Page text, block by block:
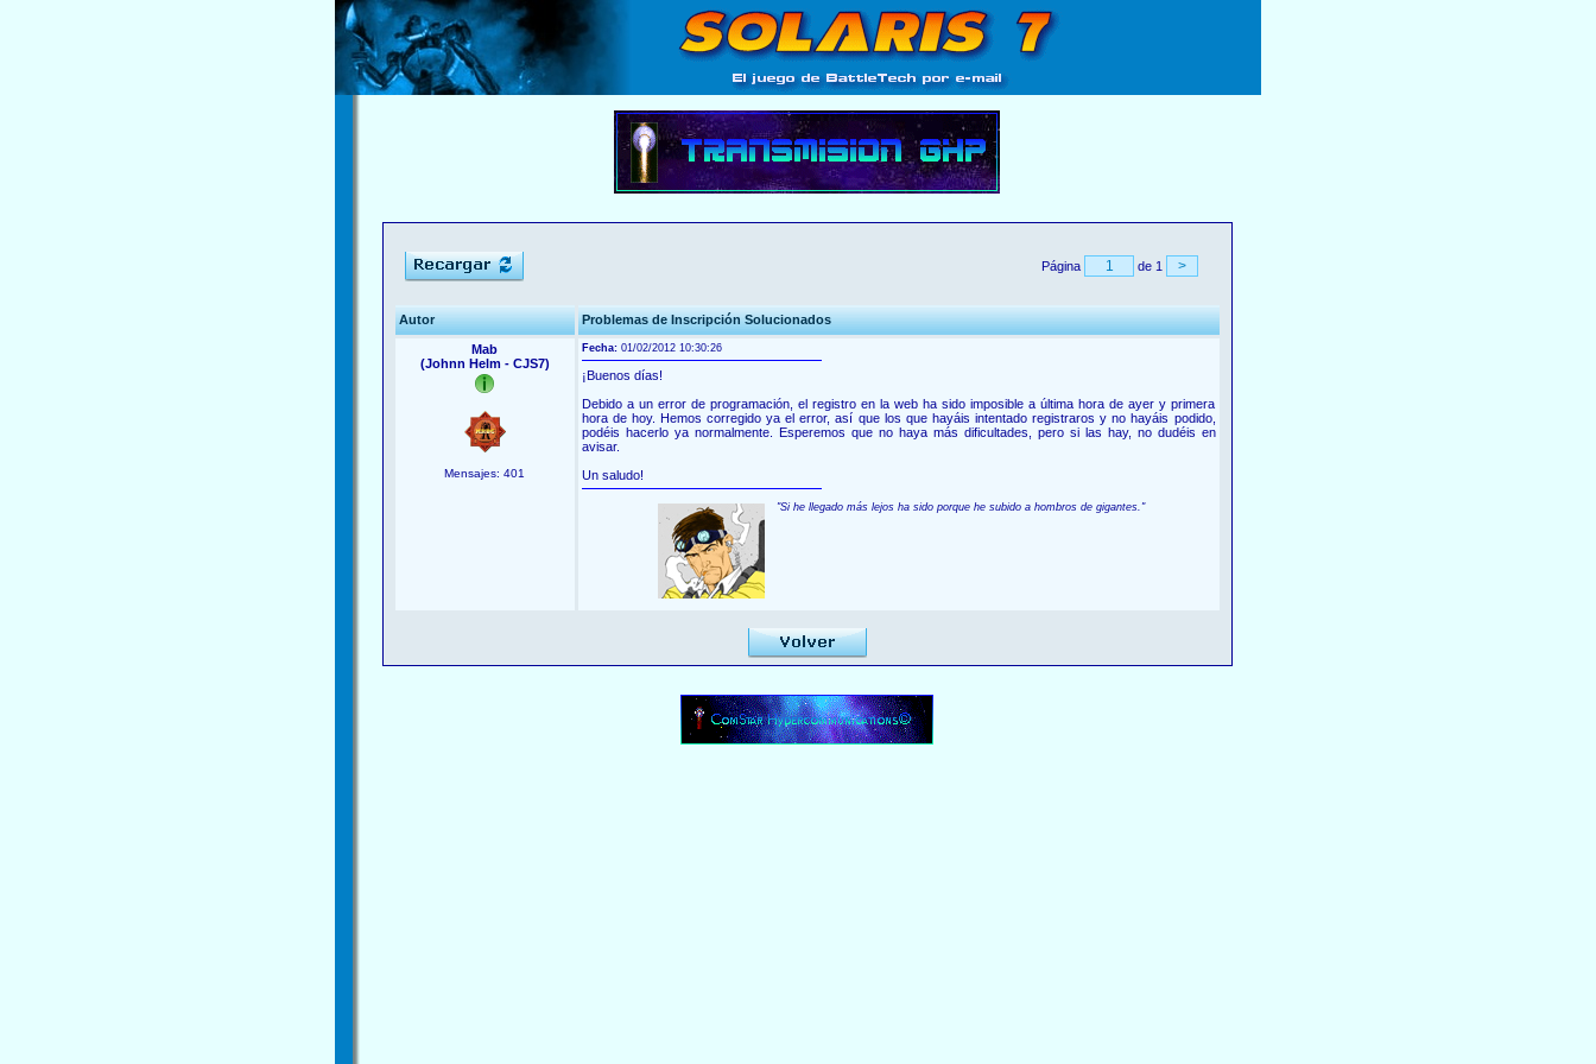
Página de 1
Autor Problemas de Inscripción Solucionados
Mab
(Johnn Helm - CJS7)
Mensajes: 401
Fecha: 01/02/2012 10:30:26
¡Buenos días!
Debido a un error de programación, el registro en la web ha sido imposible a última hora de ayer y primera
hora de hoy. Hemos corregido ya el error, así que los que hayáis intentado registraros y no hayáis podido,
podéis hacerlo ya normalmente. Esperemos que no haya más dificultades, pero si las hay, no dudéis en
avisar.
Un saludo!
"Si he llegado más lejos ha sido porque he subido a hombros de gigantes."